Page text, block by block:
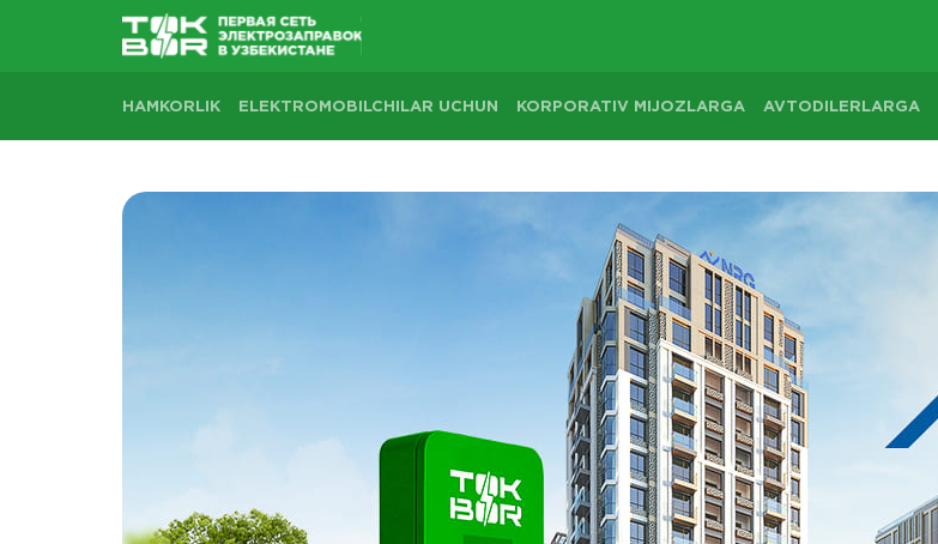
HAMKORLIK ELEKTROMOBILCHILAR UCHUN KORPORATIV MIJOZLARGA AVTODILERLARGA